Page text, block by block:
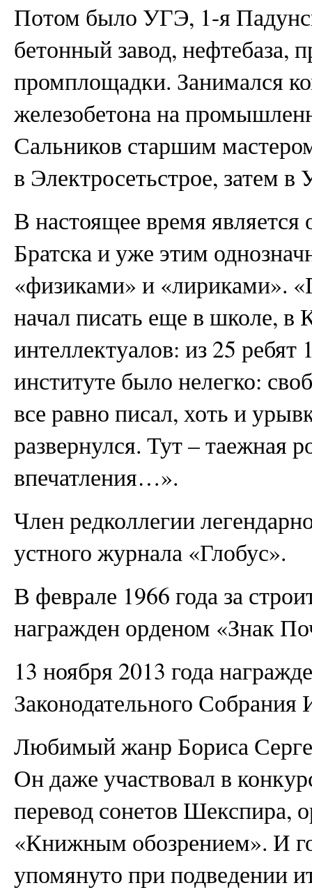
Потом было УГЭ, 1-я
бетонный завод, нефтебаза,
промплощадки. Занимался
железобетона на
Сальников старшим
в Электросетьстрое, затем
В настоящее время
Братска и уже этим
«физиками» и «лириками».
начал писать еще в школе, в
интеллектуалов: из 25
институте было нелегко:
все равно писал, хоть и
развернулся. Тут – таежная
впечатления…».
Член редколлегии
устного журнала «Глобус».
В феврале 1966 года за
награжден орденом «Знак
13 ноября 2013 года
Законодательного Собрания
Любимый жанр Бориса
Он даже участвовал в
перевод сонетов Шекспира,
«Книжным обозрением». И
упомянуто при подведении